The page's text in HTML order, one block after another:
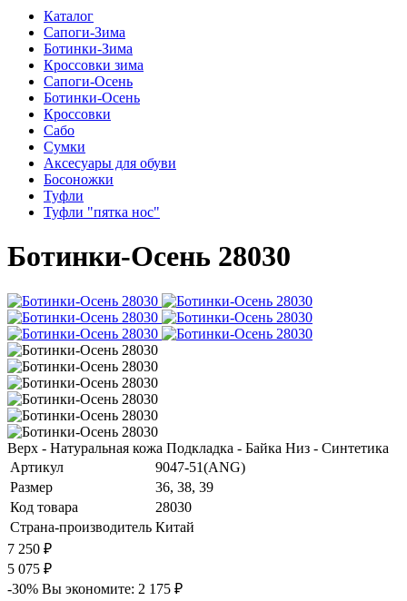
Каталог
Сапоги-Зима
Ботинки-Зима
Кроссовки зима
Сапоги-Осень
Ботинки-Осень
Кроссовки
Сабо
Сумки
Аксесуары для обуви
Босоножки
Туфли
Туфли "пятка нос"
Ботинки-Осень 28030
Верх - Натуральная кожа Подкладка - Байка Низ - Синтетика
Артикул
9047-51(ANG)
Размер
36, 38, 39
Код товара
28030
Страна-производитель Китай
7 250 ₽
5 075 ₽
-30% Вы экономите: 2 175 ₽